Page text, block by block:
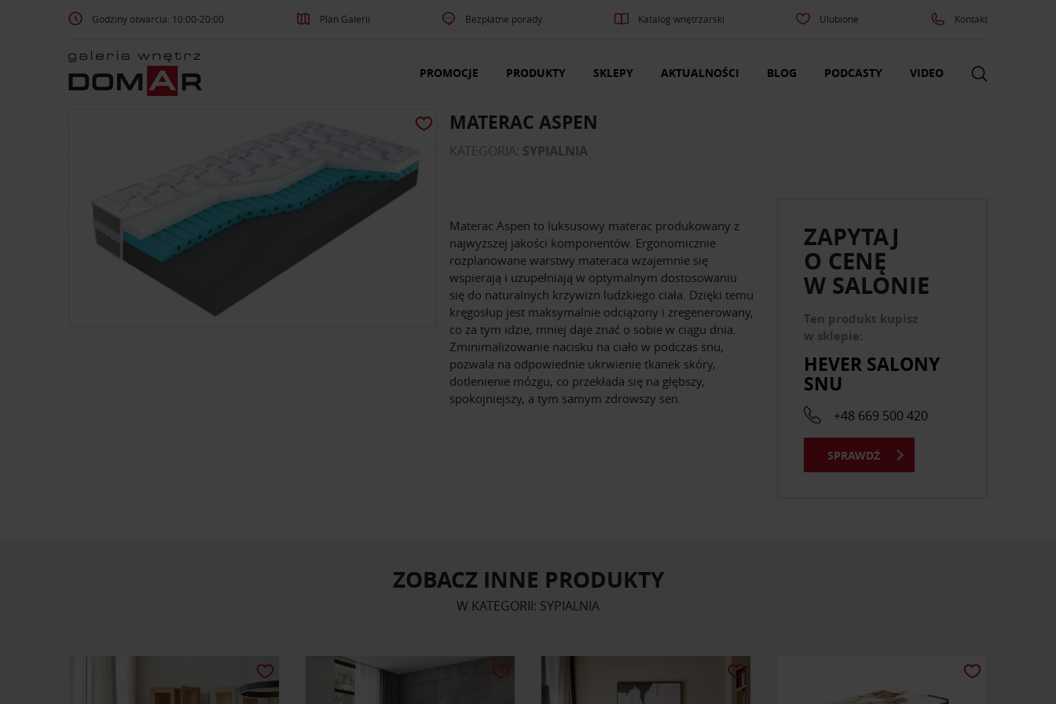
Godziny otwarcia: 10:00-20:00 Plan Galerii Bezpłatne porady Katalog wnętrzarski Ulubione Kontakt
PROMOCJE PRODUKTY SKLEPY AKTUALNOŚCI BLOG PODCASTY VIDEO
MATERAC ASPEN
KATEGORIA: SYPIALNIA
Materac Aspen to luksusowy materac produkowany z
najwyższej jakości komponentów. Ergonomicznie
rozplanowane warstwy materaca wzajemnie się
wspierają i uzupełniają w optymalnym dostosowaniu
się do naturalnych krzywizn ludzkiego ciała. Dzięki temu
kręgosłup jest maksymalnie odciążony i zregenerowany,
co za tym idzie, mniej daje znać o sobie w ciągu dnia.
Zminimalizowanie nacisku na ciało w podczas snu,
pozwala na odpowiednie ukrwienie tkanek skóry,
dotlenienie mózgu, co przekłada się na głębszy,
spokojniejszy, a tym samym zdrowszy sen.
ZAPYTAJ
O CENĘ
W SALONIE
Ten produkt kupisz
w sklepie:
HEVER SALONY
SNU
+48 669 500 420
SPRAWDŹ
ZOBACZ INNE PRODUKTY
W KATEGORII: SYPIALNIA